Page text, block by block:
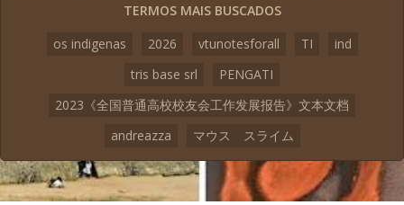
TERMOS MAIS BUSCADOS
os indigenas
2026 vtunotesforall TI
ind
tris base srl
PENGATI
2023《全国普通高校校友会工作发展报告》文本文档
andreazza
マウス スライム